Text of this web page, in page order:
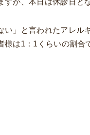
が、本日は休診日と
」と言われたアレル
は1：1くらいの割合